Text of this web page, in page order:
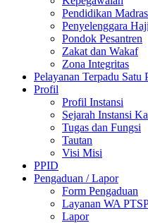
Pendidikan
Penyelenggara
Pondok Pesantren
Zakat dan Wakaf
Zona Integritas
Pelayanan Terpadu Satu
Profil
Profil Instansi
Sejarah Instansi
Tugas dan Fungsi
Tautan
Visi Misi
PPID
Pengaduan / Lapor
Form Pengaduan
Layanan WA
Lapor